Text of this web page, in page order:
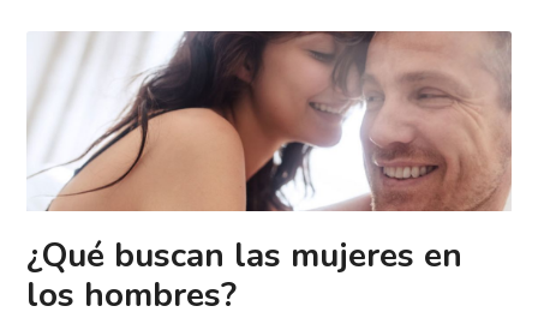
¿Qué buscan las mujeres en
los hombres?